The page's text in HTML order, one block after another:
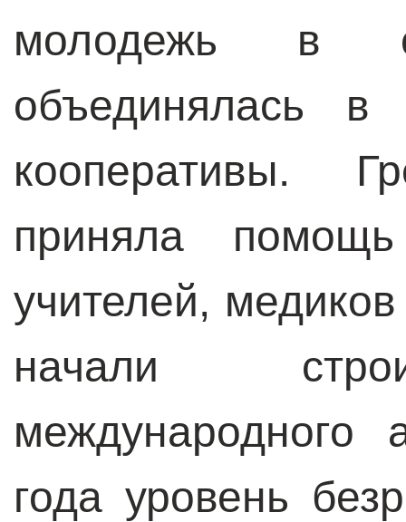
молодежь в
объединялась в
кооперативы.
приняла
учителей,
начали
международного
года уровень